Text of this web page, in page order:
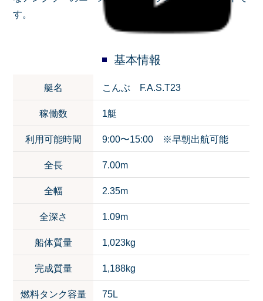
す。
基本情報
艇名 こんぶ F.A.S.T23
稼働数 1艇
利用可能時間 9:00〜15:00 ※早朝出航可能
全長 7.00m
全幅 2.35m
全深さ 1.09m
船体質量 1,023kg
完成質量 1,188kg
燃料タンク容量 75L